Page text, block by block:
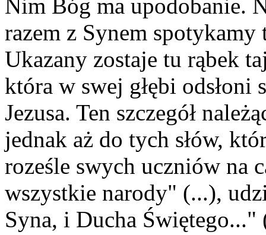
Nim Bóg ma upodobanie.
razem z Synem
Ukazany zostaje tu rąbek
która w swej głębi odsłoni
Jezusa. Ten szczegół
jednak aż do tych słów,
roześle swych uczniów na
wszystkie narody" (...),
Syna, i Ducha